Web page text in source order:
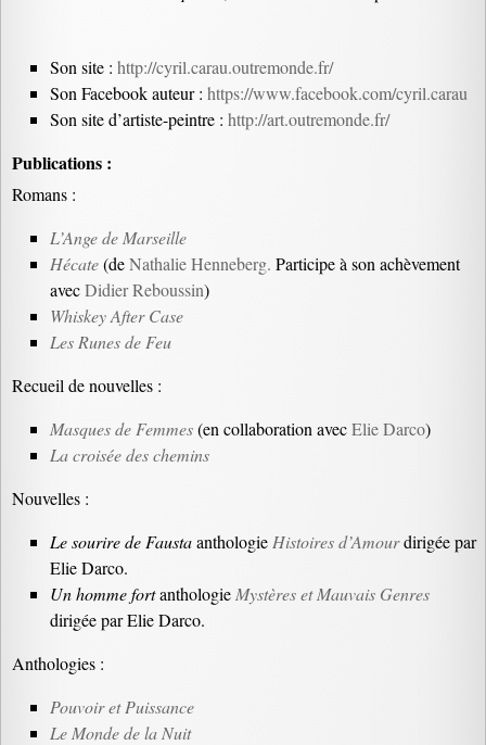
Son site : http://cyril.carau.outremonde.fr/
Son Facebook auteur : https://www.facebook.com/cyril.carau
Son site d’artiste-peintre : http://art.outremonde.fr/
Publications :
Romans :
L’Ange de Marseille
Hécate(deNathalie Henneberg. Participe à son achèvement
avecDidier Reboussin)
Whiskey After Case
Les Runes de Feu
Recueil de nouvelles :
Masques de Femmes(en collaboration avecElie Darco)
La croisée des chemins
Nouvelles :
Le sourire de Faustaanthologie Histoires d’Amourdirigée par
Elie Darco.
Un homme fortanthologie Mystères et Mauvais Genres
dirigée par Elie Darco.
Anthologies :
Pouvoir et Puissance
Le Monde de la Nuit